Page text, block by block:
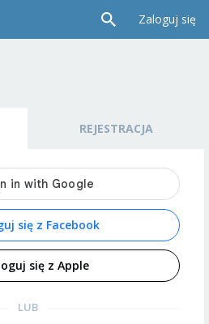
Zaloguj się
REJESTRACJA
się z Facebook
się z Apple
LUB